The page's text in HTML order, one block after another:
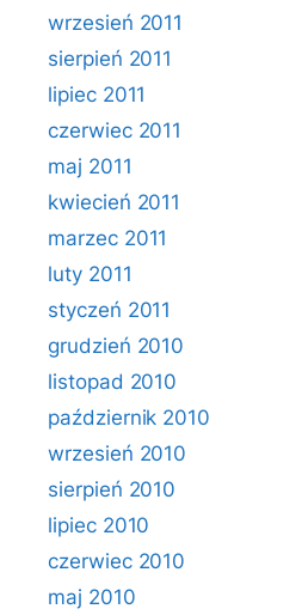
wrzesień 2011
sierpień 2011
lipiec 2011
czerwiec 2011
maj 2011
kwiecień 2011
marzec 2011
luty 2011
styczeń 2011
grudzień 2010
listopad 2010
październik 2010
wrzesień 2010
sierpień 2010
lipiec 2010
czerwiec 2010
maj 2010